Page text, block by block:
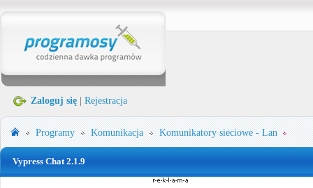
Zaloguj się Rejestracja
Programy Komunikacja Komunikatory sieciowe - Lan
Vypress Chat 2.1.9